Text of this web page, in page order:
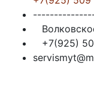
+7(925)